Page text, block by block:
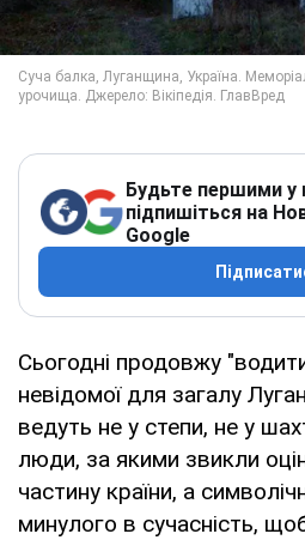
Будьте першими у
підпишіться на
Google
Сьогодні продовжу
невідомої для загалу
ведуть не у степи, не у
люди, за якими звикли
частину країни, а
минулого в сучасність,